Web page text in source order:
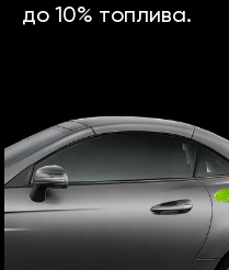
до 10% топлива.